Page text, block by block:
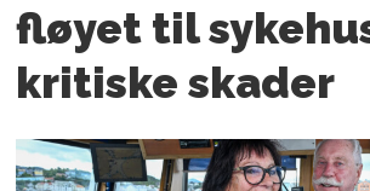
fløyet til
kritiske skader